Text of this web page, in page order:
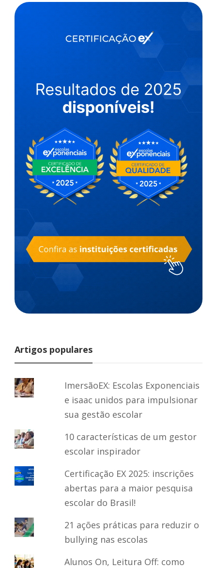
Artigos populares
ImersãoEX: Escolas Exponenciais
e isaac unidos para impulsionar
sua gestão escolar
10 características de um gestor
escolar inspirador
Certificação EX 2025: inscrições
abertas para a maior pesquisa
escolar do Brasil!
21 ações práticas para reduzir o
bullying nas escolas
Alunos On, Leitura Off: como